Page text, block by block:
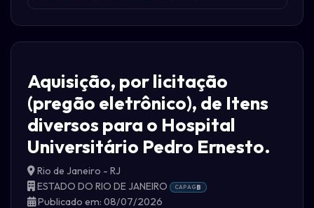
Aquisição, por licitação
(pregão eletrônico), de Itens
diversos para o Hospital
Universitário Pedro Ernesto.
Rio de Janeiro - RJ
ESTADO DO RIO DE JANEIRO
CAPAGB
Publicado em: 08/07/2026